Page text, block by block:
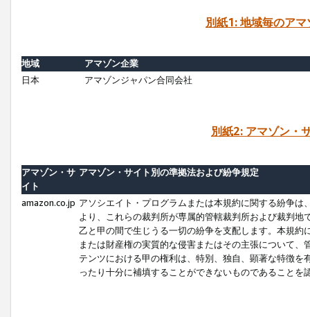
別紙1: 地域毎のア
地域
アマゾン企業
日本
アマゾンジャパン合同会社
別紙2: アマゾン・
アマゾン・サ
イト
アマゾン・サイト別の準拠法および紛争規定
amazon.co.jp アソシエイト・プログラムまたは本規約に関する紛争
より、これらの裁判所が専属的管轄裁判所および裁判
乙と甲の間で生じうる一切の紛争を支配します。本規
または財産権の実質的な侵害またはその主張について
テンツにおける甲の権利は、特別、独自、顕著な特徴
ったり十分に補填することができないものであることを